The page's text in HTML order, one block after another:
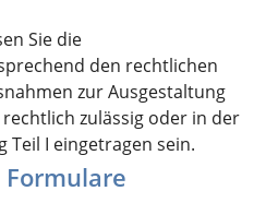
Sie die
den rechtlichen
zur Ausgestaltung
zulässig oder in der
Teil I eingetragen sein.